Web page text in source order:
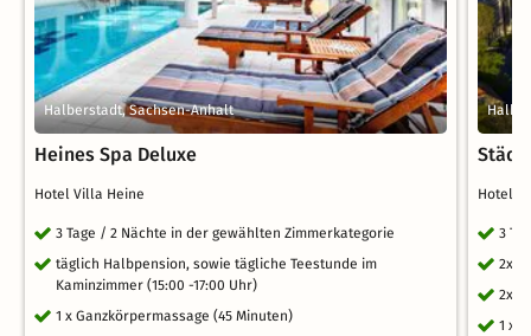
Halberstadt, Sachsen-Anhalt
Heines Spa Deluxe
Hotel Villa Heine
3 Tage / 2 Nächte in der gewählten Zimmerkategorie
täglich Halbpension, sowie tägliche Teestunde im
Kaminzimmer (15:00 -17:00 Uhr)
1 x Ganzkörpermassage (45 Minuten)
Hotel
3
2x
2x
1 x